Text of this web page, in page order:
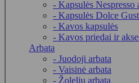
- Kapsulės Nespresso
- Kapsulės Dolce
- Kavos kapsulės
- Kavos priedai ir
Arbata
- Juodoji arbata
- Vaisinė arbata
- Žolelių arbata